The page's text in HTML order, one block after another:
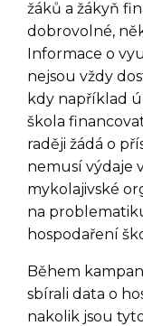
žáků a žákyň
dobrovolné,
Informace o
nejsou vždy
kdy například
škola
raději žádá o
nemusí výdaje
mykolajivské
na
hospodaření
Během
sbírali data o
nakolik jsou